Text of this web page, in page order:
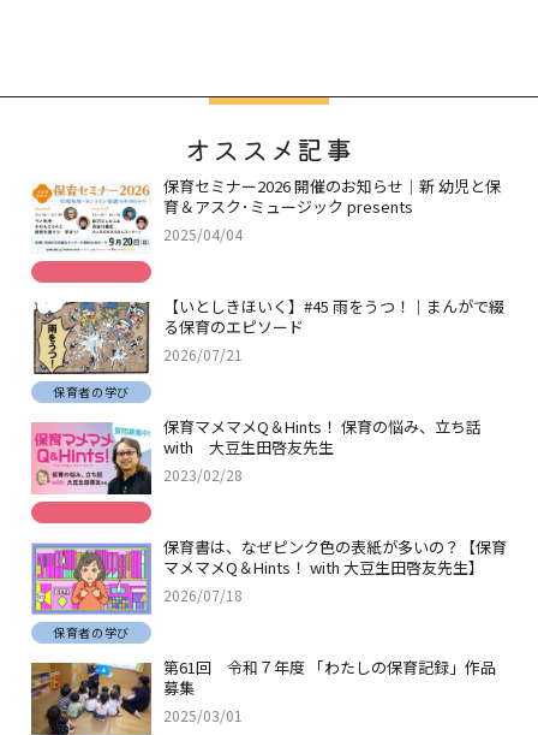
オススメ記事
保育セミナー2026 開催のお知らせ｜新 幼児と保
育＆アスク･ミュージック presents
2025/04/04
【いとしきほいく】#45 雨をうつ！｜まんがで綴
る保育のエピソード
2026/07/21
保育者の学び
保育マメマメQ＆Hints！ 保育の悩み、立ち話
with 大豆生田啓友先生
2023/02/28
保育書は、なぜピンク色の表紙が多いの？【保育
マメマメQ＆Hints！ with 大豆生田啓友先生】
2026/07/18
保育者の学び
第61回 令和７年度 「わたしの保育記録」作品
募集
2025/03/01